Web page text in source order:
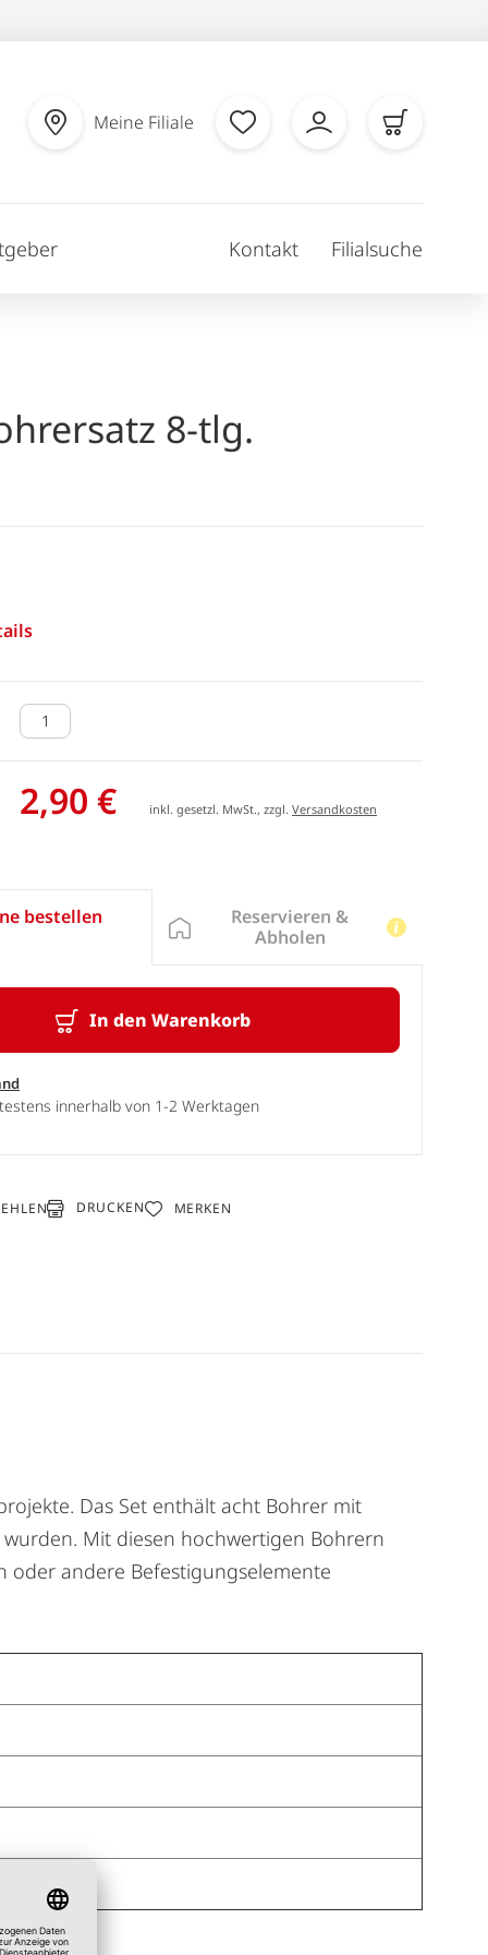
Meine Filiale
Kontakt Filialsuche
8-tlg.
2,90 € inkl. gesetzl. MwSt., zzgl.Versandkosten
bestellen
In den Warenkorb
innerhalb von 1-2 Werktagen
Reservieren &
Abholen
DRUCKEN MERKEN
Das Set enthält acht Bohrer mit
Mit diesen hochwertigen Bohrern
oder andere Befestigungselemente